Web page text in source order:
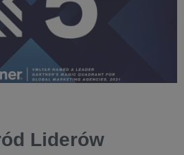
Liderów